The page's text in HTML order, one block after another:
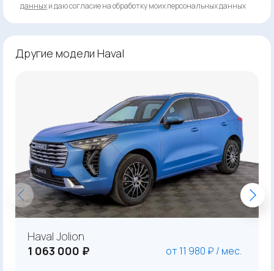
данныхи даю согласие на обработку моих персональных данных
Другие модели Haval
Haval Jolion
1 063 000 ₽
от 11 980 ₽ / мес.